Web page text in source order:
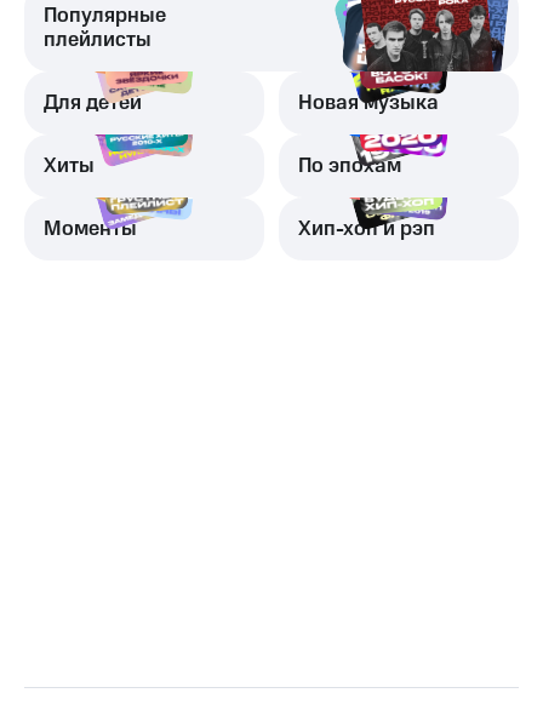
Популярные
плейлисты
Для детей Новая музыка
Хиты По эпохам
Моменты Хип-хоп и рэп